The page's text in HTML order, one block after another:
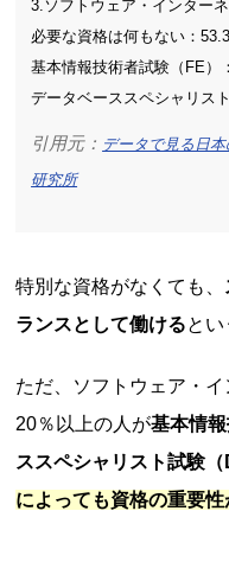
3.ソフトウェア・インター
必要な資格は何もない：
基本情報技術者試験（FE）
データベーススペシャリス
引用元： データで見る日
研究所
特別な資格がなくても、
ランスとして働けるとい
ただ、ソフトウェア・イ
20％以上の人が基本情
ススペシャリスト試験
によっても資格の重要